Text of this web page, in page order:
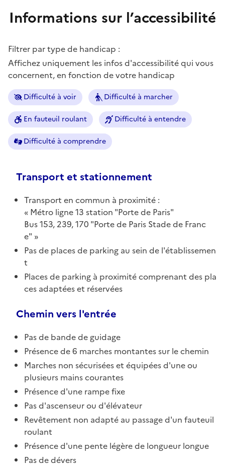
Informations sur l’accessibilité
Filtrer par type de handicap :
Affichez uniquement les infos d'accessibilité qui vous
concernent, en fonction de votre handicap
Difficulté à voir Difficulté à marcher
En fauteuil roulant Difficulté à entendre
Difficulté à comprendre
Transport et stationnement
Transport en commun à proximité :
Métro ligne 13 station "Porte de Paris"
Bus 153, 239, 170 "Porte de Paris Stade de Franc
e"
Pas de places de parking au sein de l'établissemen
t
Places de parking à proximité comprenant des pla
ces adaptées et réservées
Chemin vers l'entrée
Pas de bande de guidage
Présence de 6 marches montantes sur le chemin
Marches non sécurisées et équipées d'une ou
plusieurs mains courantes
Présence d'une rampe fixe
Pas d'ascenseur ou d'élévateur
Revêtement non adapté au passage d'un fauteuil
roulant
Présence d'une pente légère de longueur longue
Pas de dévers